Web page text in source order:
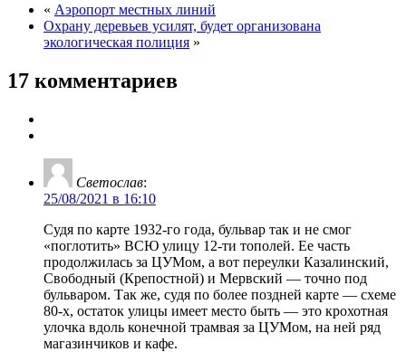
« Аэропорт местных линий
Охрану деревьев усилят, будет организована
экологическая полиция »
17 комментариев
Светослав:
25/08/2021 в 16:10
Судя по карте 1932-го года, бульвар так и не смог
«поглотить» ВСЮ улицу 12-ти тополей. Ее часть
продолжилась за ЦУМом, а вот переулки Казалинский,
Свободный (Крепостной) и Мервский — точно под
бульваром. Так же, судя по более поздней карте — схеме
80-х, остаток улицы имеет место быть — это крохотная
улочка вдоль конечной трамвая за ЦУМом, на ней ряд
магазинчиков и кафе.